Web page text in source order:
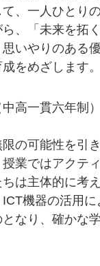
、一人ひとり
、「未来を拓
いやりのある
をめざします。
高一貫六年制）
の可能性を引
業ではアクテ
は主体的に考
機器の活用に
なり、確かな